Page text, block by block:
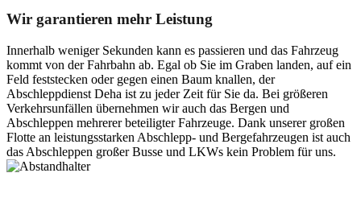
Wir garantieren mehr Leistung
Innerhalb weniger Sekunden kann es passieren und das Fahrzeug
kommt von der Fahrbahn ab. Egal ob Sie im Graben landen, auf ein
Feld feststecken oder gegen einen Baum knallen, der
Abschleppdienst Deha ist zu jeder Zeit für Sie da. Bei größeren
Verkehrsunfällen übernehmen wir auch das Bergen und
Abschleppen mehrerer beteiligter Fahrzeuge. Dank unserer großen
Flotte an leistungsstarken Abschlepp- und Bergefahrzeugen ist auch
das Abschleppen großer Busse und LKWs kein Problem für uns.